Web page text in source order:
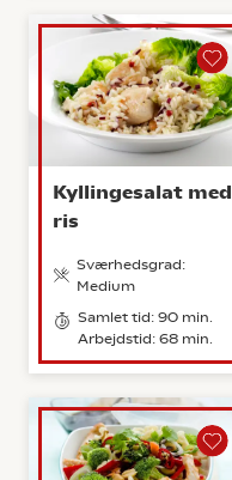
Kyllingesalat med
ris
Sværhedsgrad:
Medium
Samlet tid: 90 min.
Arbejdstid: 68 min.